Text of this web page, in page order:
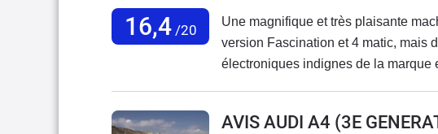
16,4/20
Une magnifique et très plaisante
version Fascination et 4 matic, mais
électroniques indignes de la marque
revendre, à regret tant à son volant
AVIS AUDI A4 (3E